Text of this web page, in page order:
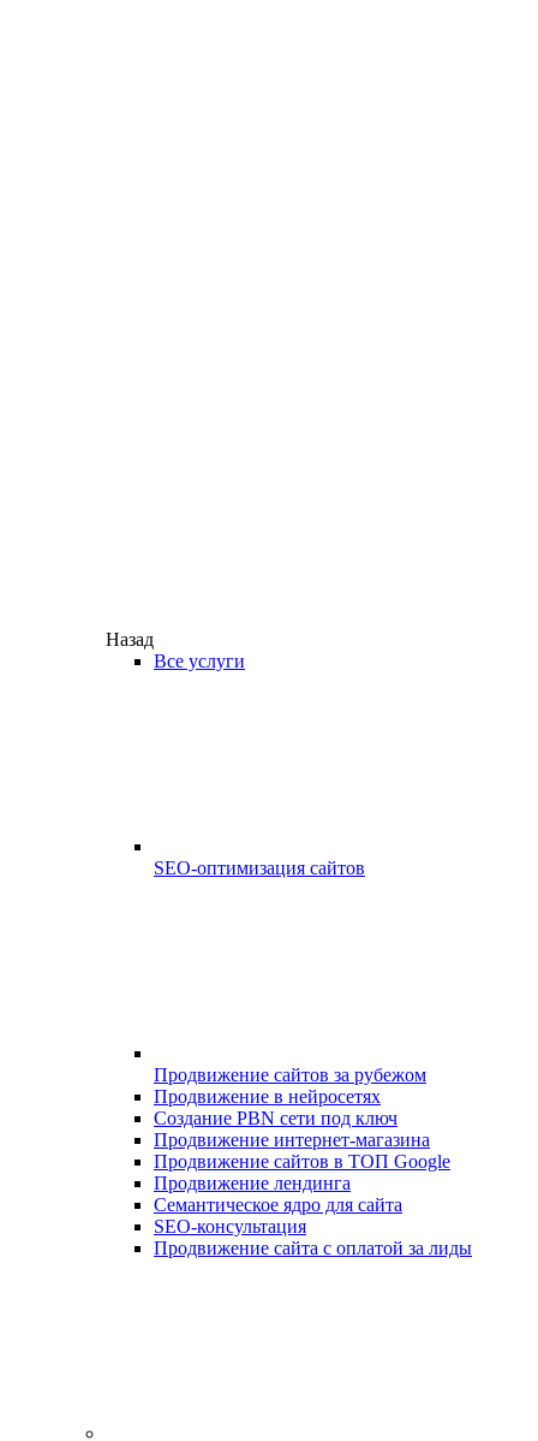
Назад
Все услуги
SEO-оптимизация сайтов
Продвижение сайтов за рубежом
Продвижение в нейросетях
Создание PBN сети под ключ
Продвижение интернет-магазина
Продвижение сайтов в ТОП Google
Продвижение лендинга
Семантическое ядро для сайта
SEO-консультация
Продвижение сайта с оплатой за лиды